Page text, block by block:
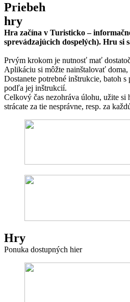
Priebeh
hry
Hra začína v Turisticko –
sprevádzajúcich dospelých). Hru si
Prvým krokom je nutnosť mať
Aplikáciu si môžte nainštalovať doma,
Dostanete potrebné inštrukcie, batoh
podľa jej inštrukcií.
Celkový čas nezohráva úlohu, užite
strácate za tie nesprávne, resp. za
Hry
Ponuka dostupných hier